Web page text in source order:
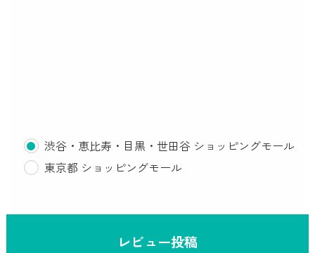
渋谷・恵比寿・目黒・世田谷 ショッピングモール
東京都 ショッピングモール
レビュー投稿